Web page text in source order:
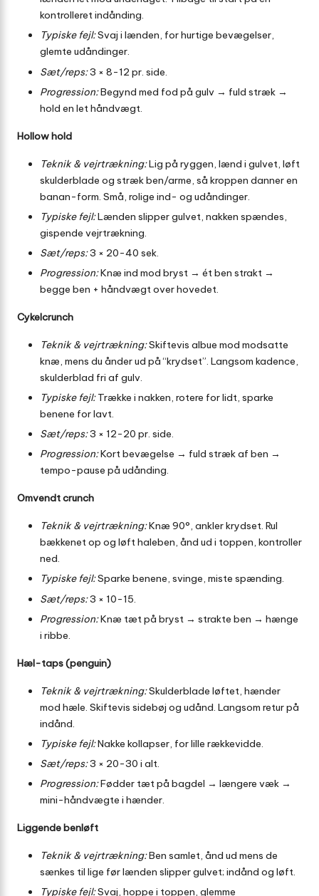
kontrolleret indånding.
Typiske fejl:Svaj i lænden, for hurtige bevægelser,
glemte udåndinger.
Sæt/reps:3 × 8-12 pr. side.
Progression:Begynd med fod på gulv → fuld stræk →
hold en let håndvægt.
Hollow hold
Teknik & vejrtrækning:Lig på ryggen, lænd i gulvet, løft
skulderblade og stræk ben/arme, så kroppen danner en
banan-form. Små, rolige ind- og udåndinger.
Typiske fejl:Lænden slipper gulvet, nakken spændes,
gispende vejrtrækning.
Sæt/reps:3 × 20-40 sek.
Progression:Knæ ind mod bryst → ét ben strakt →
begge ben + håndvægt over hovedet.
Cykelcrunch
Teknik & vejrtrækning:Skiftevis albue mod modsatte
knæ, mens du ånder ud på “krydset”. Langsom kadence,
skulderblad fri af gulv.
Typiske fejl:Trække i nakken, rotere for lidt, sparke
benene for lavt.
Sæt/reps:3 × 12-20 pr. side.
Progression:Kort bevægelse → fuld stræk af ben →
tempo-pause på udånding.
Omvendt crunch
Teknik & vejrtrækning:Knæ 90°, ankler krydset. Rul
bækkenet op og løft haleben, ånd ud i toppen, kontroller
ned.
Typiske fejl:Sparke benene, svinge, miste spænding.
Sæt/reps:3 × 10-15.
Progression:Knæ tæt på bryst → strakte ben → hænge
i ribbe.
Hæl-taps (penguin)
Teknik & vejrtrækning:Skulderblade løftet, hænder
mod hæle. Skiftevis sidebøj og udånd. Langsom retur på
indånd.
Typiske fejl:Nakke kollapser, for lille rækkevidde.
Sæt/reps:3 × 20-30 i alt.
Progression:Fødder tæt på bagdel → længere væk →
mini-håndvægte i hænder.
Liggende benløft
Teknik & vejrtrækning:Ben samlet, ånd ud mens de
sænkes til lige før lænden slipper gulvet; indånd og løft.
Typiske fejl:Svaj, hoppe i toppen, glemme